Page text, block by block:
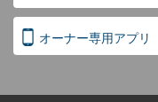
オーナー専用アプリ